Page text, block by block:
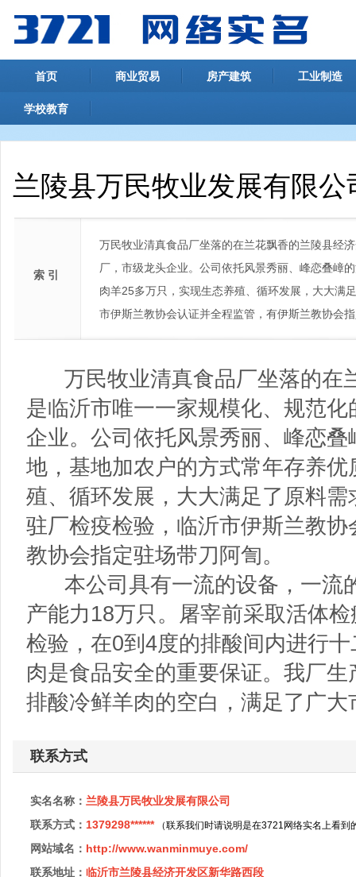
首页 商业贸易 房产建筑 工业制造
学校教育
兰陵县万民牧业发展有限公
索 引
万民牧业清真食品厂坐落的在兰花飘香的兰陵县经
厂，市级龙头企业。公司依托风景秀丽、峰恋叠嶂
肉羊25多万只，实现生态养殖、循环发展，大大满
市伊斯兰教协会认证并全程监管，有伊斯兰教协会
万民牧业清真食品厂坐落的在
是临沂市唯一一家规模化、规范
企业。公司依托风景秀丽、峰恋
地，基地加农户的方式常年存养
殖、循环发展，大大满足了原料
驻厂检疫检验，临沂市伊斯兰教
教协会指定驻场带刀阿訇。
本公司具有一流的设备，一流
产能力18万只。屠宰前采取活体
检验，在0到4度的排酸间内进行
肉是食品安全的重要保证。我厂
排酸冷鲜羊肉的空白，满足了广
联系方式
实名名称： 兰陵县万民牧业发展有限公司
联系方式： 1379298******（联系我们时请说明是在3721网络实名上看到
网站域名： http://www.wanminmuye.com/
联系地址： 临沂市兰陵县经济开发区新华路西段